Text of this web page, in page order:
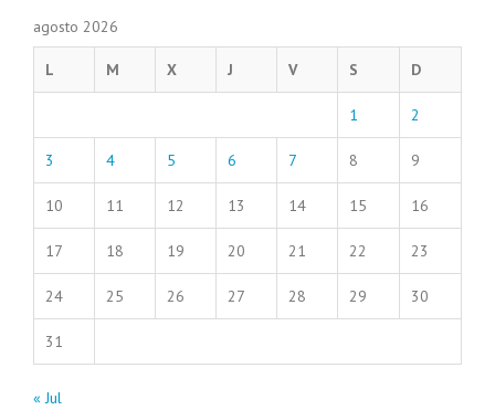
agosto 2026
L M X J V S D
1 2
3 4 5 6 7 8 9
10 11 12 13 14 15 16
17 18 19 20 21 22 23
24 25 26 27 28 29 30
31
« Jul